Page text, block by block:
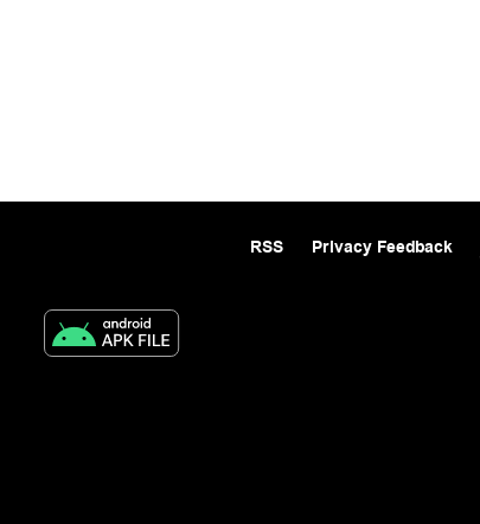
Privacy Feedback
RSS